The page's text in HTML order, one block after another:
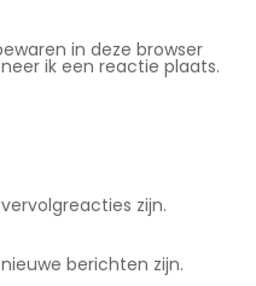
in deze browser
ik een reactie plaats.
zijn.
berichten zijn.